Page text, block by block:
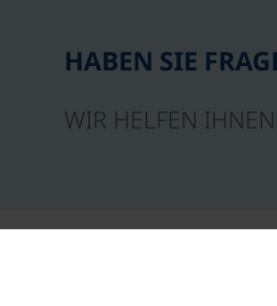
HABEN SIE
WIR HELFEN